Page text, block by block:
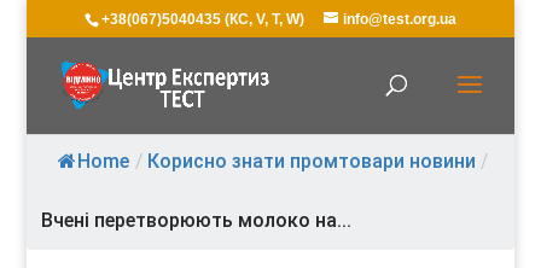
+38(067)5040435 (КС, V, T, W) info@test.org.ua
Home / Корисно знати промтовари новини /
Вчені перетворюють молоко на...